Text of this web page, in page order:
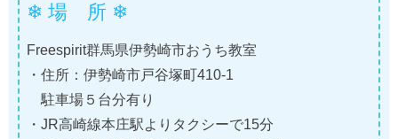
❄ 場 所 ❄
Freespirit群馬県伊勢崎市おうち教室
・住所：伊勢崎市戸谷塚町410-1
駐車場５台分有り
・JR高崎線本庄駅よりタクシーで15分